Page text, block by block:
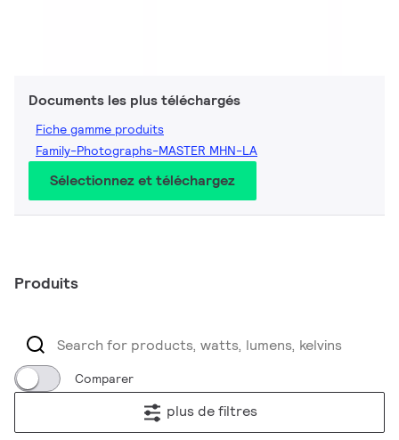
Documents les plus téléchargés
Fiche gamme produits
Family-Photographs-MASTER MHN-LA
Sélectionnez et téléchargez
Produits
Comparer
plus de filtres